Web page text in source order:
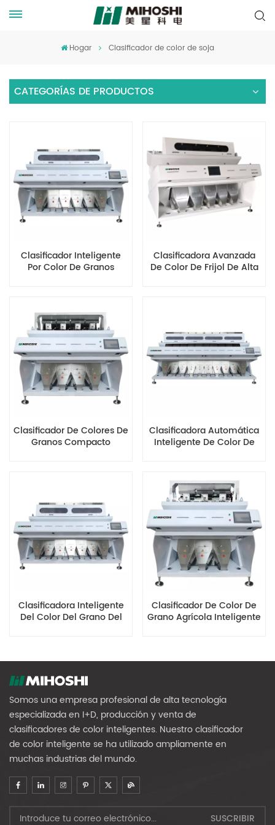
Hogar Clasificador de color de soja
CATEGORÍAS DE PRODUCTOS
Clasificador Inteligente
Por Color De Granos
Clasificadora Avanzada
De Color De Frijol De Alta
Clasificador De Colores De
Granos Compacto
Clasificadora Automática
Inteligente De Color De
Clasificadora Inteligente
Del Color Del Grano Del
Clasificador De Color De
Grano Agrícola Inteligente
Somos una empresa profesional de alta tecnología
especializada en I+D, producción y venta de
clasificadores de color inteligentes. Nuestro clasificador
de color inteligente se ha utilizado ampliamente en
muchas industrias del mundo.